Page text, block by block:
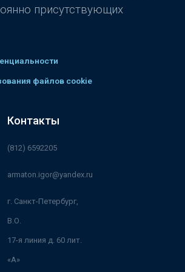
присутствующих
файлов cookie
Контакты
(812) 6592205
armaton.igor@yandex.ru
г. Санкт-Петербург,
В.О.
17-я линия д. 60 лит.
«А»